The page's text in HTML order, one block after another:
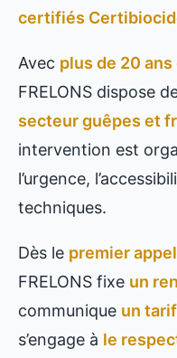
certifiés
Avec plus de 20 ans
FRELONS dispose
secteur guêpes et
intervention est
l’urgence,
techniques.
Dès le premier
FRELONS fixe un
communique un
s’engage à le